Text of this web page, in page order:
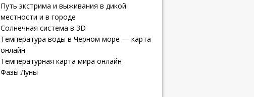
Путь экстрима и выживания в дикой
местности и в городе
Солнечная система в 3D
Температура воды в Черном море — карта
онлайн
Температурная карта мира онлайн
Фазы Луны